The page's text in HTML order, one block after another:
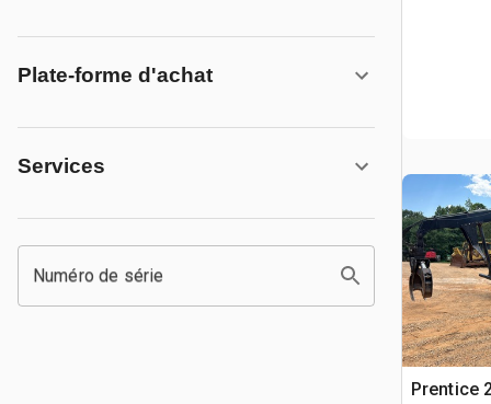
Plate-forme d'achat
Services
Numéro de série
Prentice